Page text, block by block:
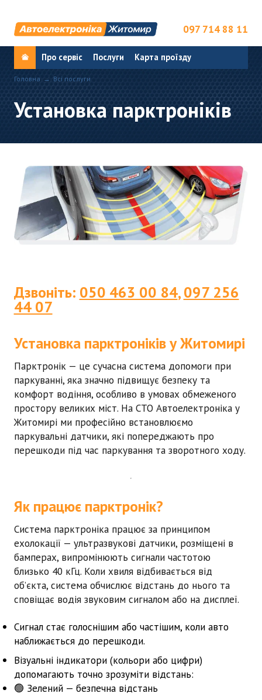
097 714 88 11
Про сервіс Послуги Карта проїзду
Головна Всі послуги
Установка парктроніків
Дзвоніть: 050 463 00 84,097 256
44 07
Установка парктроніків у Житомирі
Парктронік — це сучасна система допомоги при
паркуванні, яка значно підвищує безпеку та
комфорт водіння, особливо в умовах обмеженого
простору великих міст. На СТО Автоелектронікау
Житомирі ми професійно встановлюємо
паркувальні датчики, які попереджають про
перешкоди під час паркування та зворотного ходу.
Як працює парктронік?
Система парктроніка працює за принципом
ехолокації — ультразвукові датчики, розміщені в
бамперах, випромінюють сигнали частотою
близько 40 кГц. Коли хвиля відбивається від
об’єкта, система обчислює відстань до нього та
сповіщає водія звуковим сигналомабо на дисплеї.
Сигнал стає голоснішим або частішим, коли авто
наближається до перешкоди.
Візуальні індикатори (кольори або цифри)
допомагають точно зрозуміти відстань:
🟢 Зелений — безпечна відстань